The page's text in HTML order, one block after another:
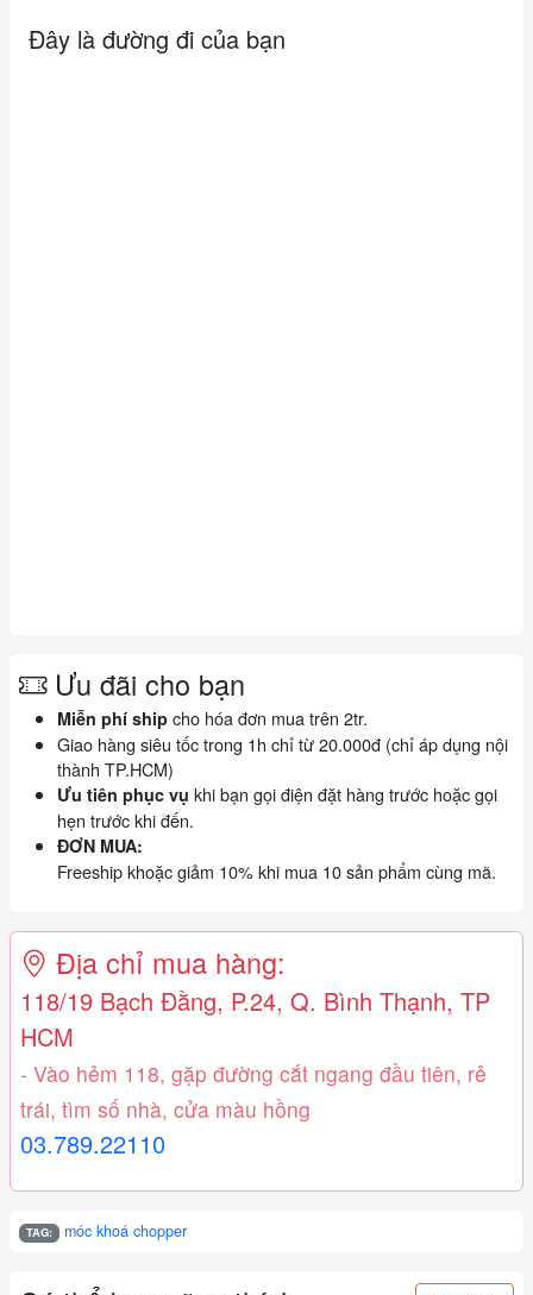
Đây là đường đi của bạn
Ưu đãi cho bạn
Miễn phí ship cho hóa đơn mua trên 2tr.
Giao hàng siêu tốc trong 1h chỉ từ 20.000đ (chỉ áp dụng nội
thành TP.HCM)
Ưu tiên phục vụ khi bạn gọi điện đặt hàng trước hoặc gọi
hẹn trước khi đến.
ĐƠN MUA:
Freeship khoặc giảm 10% khi mua 10 sản phẩm cùng mã.
Địa chỉ mua hàng:
118/19 Bạch Đằng, P.24, Q. Bình Thạnh, TP
HCM
- Vào hẻm 118, gặp đường cắt ngang đầu tiên, rẻ
trái, tìm số nhà, cửa màu hồng
03.789.22110
TAG: móc khoá chopper